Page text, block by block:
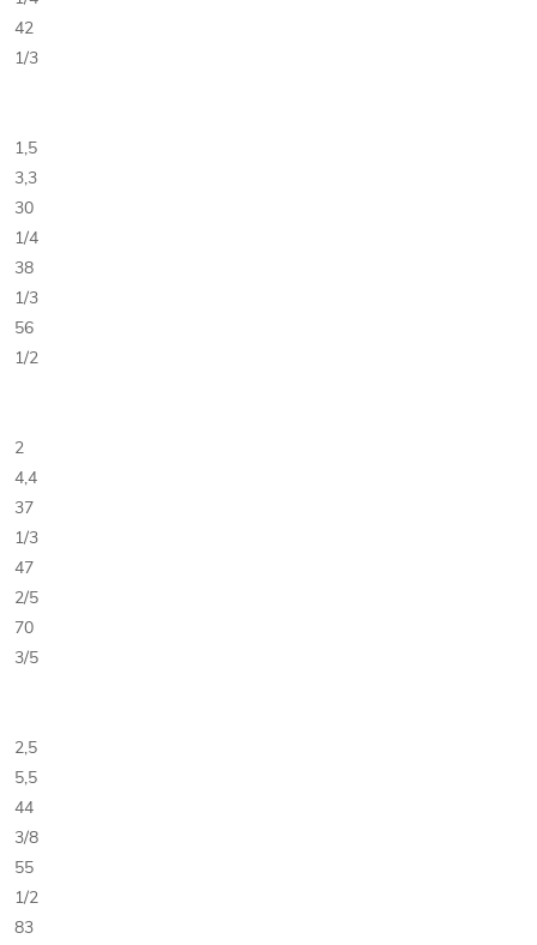
42
1/3
1,5
3,3
30
1/4
38
1/3
56
1/2
2
4,4
37
1/3
47
2/5
70
3/5
2,5
5,5
44
3/8
55
1/2
83